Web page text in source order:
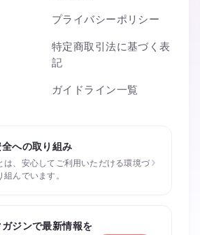
プライバシーポリシー
特定商取引法に基づく表
記
ガイドライン一覧
への取り組み
は、安心してご利用いただける環境づ
組んでいます。
›
ジンで最新情報を